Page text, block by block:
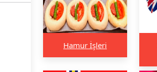
Hamur İşleri